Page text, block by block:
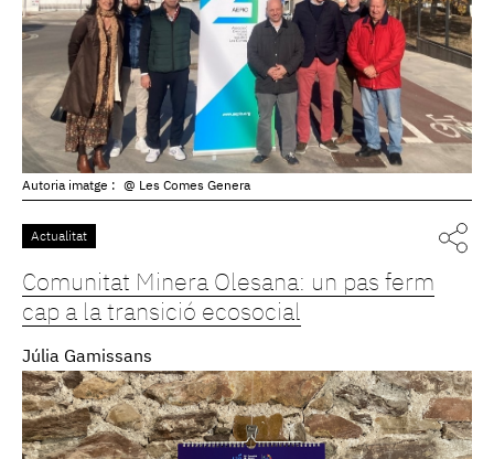
Autoria imatge : @ Les Comes Genera
Actualitat
Comunitat Minera Olesana: un pas ferm
cap a la transició ecosocial
Júlia Gamissans